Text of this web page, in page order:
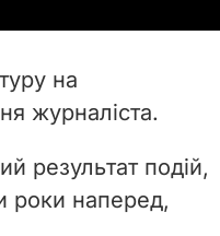
на
журналіста.
результат подій,
роки наперед,